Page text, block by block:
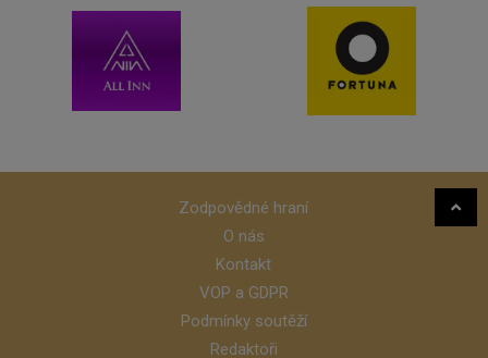
Zodpovědné hraní
O nás
Kontakt
VOP a GDPR
Podmínky soutěží
Redaktoři